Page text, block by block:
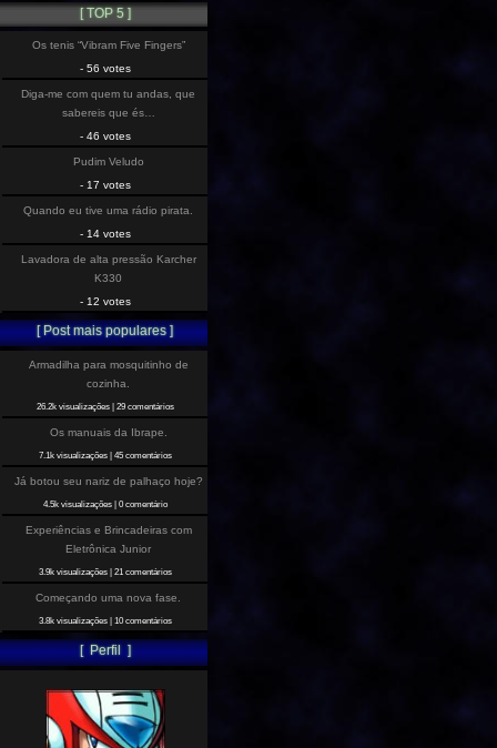
[ TOP 5 ]
Os tenis “Vibram Five Fingers”
- 56 votes
Diga-me com quem tu andas, que
sabereis que és…
- 46 votes
Pudim Veludo
- 17 votes
Quando eu tive uma rádio pirata.
- 14 votes
Lavadora de alta pressão Karcher
K330
- 12 votes
[ Post mais populares ]
Armadilha para mosquitinho de
cozinha.
26.2k visualizações| 29 comentários
Os manuais da Ibrape.
7.1k visualizações| 45 comentários
Já botou seu nariz de palhaço hoje?
4.5k visualizações| 0 comentário
Experiências e Brincadeiras com
Eletrônica Junior
3.9k visualizações| 21 comentários
Começando uma nova fase.
3.8k visualizações| 10 comentários
[ Perfil ]